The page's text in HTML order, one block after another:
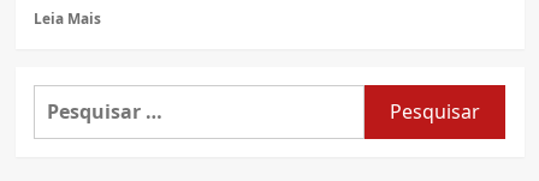
Leia MaisRead
Maior
encontro
Pesquisar
por: